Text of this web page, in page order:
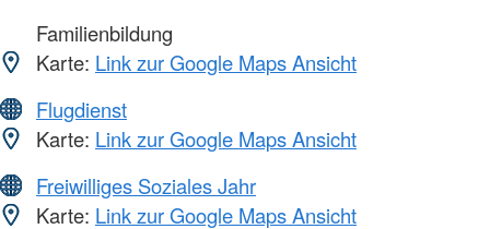
Familienbildung
Karte: Link zur Google Maps Ansicht
Flugdienst
Karte: Link zur Google Maps Ansicht
Freiwilliges Soziales Jahr
Karte: Link zur Google Maps Ansicht